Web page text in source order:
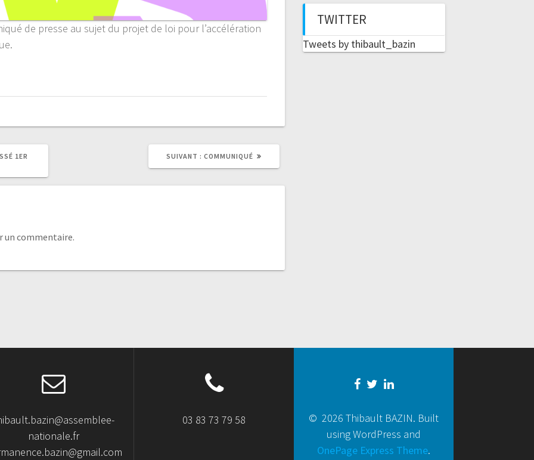
de presse au sujet du projet de loi pour l’accélération
1ER
SUIVANT : COMMUNIQUÉ
un commentaire.
TWITTER
Tweets by thibault_bazin
nationale.fr
03 83 73 79 58
© 2026 Thibault BAZIN. Built
using WordPress and
OnePage Express Theme.